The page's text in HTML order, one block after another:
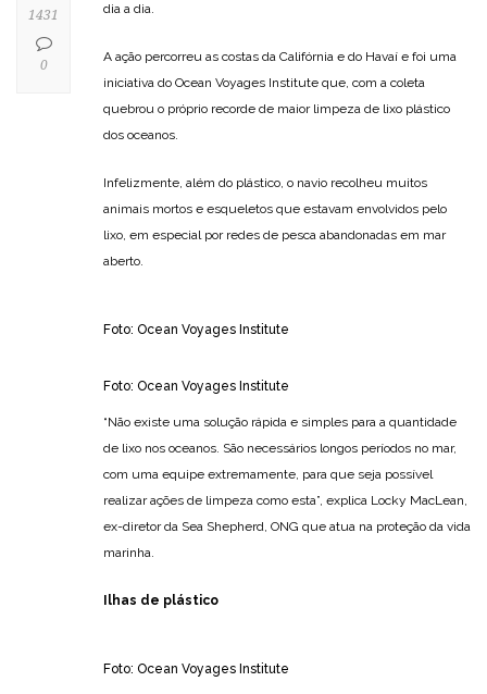
dia a dia.
A ação percorreu as costas da Califórnia e do Havaí e foi uma
iniciativa do Ocean Voyages Institute que, com a coleta
quebrou o próprio recorde de maior limpeza de lixo plástico
dos oceanos.
Infelizmente, além do plástico, o navio recolheu muitos
animais mortos e esqueletos que estavam envolvidos pelo
lixo, em especial por redes de pesca abandonadas em mar
aberto.
Foto: Ocean Voyages Institute
Foto: Ocean Voyages Institute
“Não existe uma solução rápida e simples para a quantidade
de lixo nos oceanos. São necessários longos períodos no mar,
com uma equipe extremamente, para que seja possível
realizar ações de limpeza como esta”, explica Locky MacLean,
ex-diretor da Sea Shepherd, ONG que atua na proteção da vida
marinha.
Ilhas de plástico
Foto: Ocean Voyages Institute
1431
0